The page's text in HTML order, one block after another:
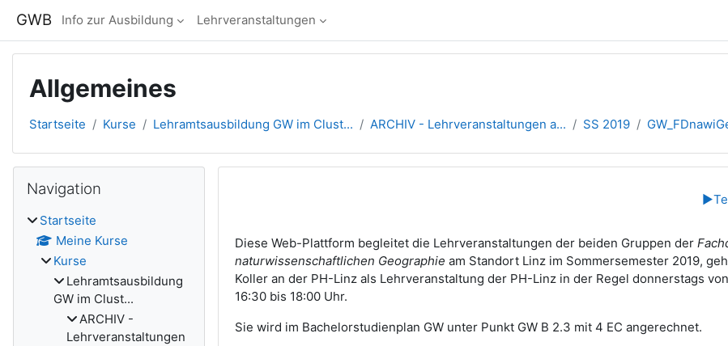
GWB Info zur Ausbildung Lehrveranstaltungen
Allgemeines
Startseite Kurse Lehramtsausbildung GW im Clust... ARCHIV - Lehrveranstaltungen a... SS 2019
▶︎
Diese Web-Plattform begleitet die Lehrveranstaltungen der beiden Gruppen der
naturwissenschaftlichen Geographie am Standort Linz im Sommersemester 2019,
Koller an der PH-Linz als Lehrveranstaltung der PH-Linz in der Regel donnerstags
16:30 bis 18:00 Uhr.
Sie wird im Bachelorstudienplan GW unter Punkt GW B 2.3 mit 4 EC angerechnet.
Blöcke
Navigation
Startseite
Meine Kurse
Kurse
Lehramtsausbildung
GW im Clust...
ARCHIV -
Lehrveranstaltungen